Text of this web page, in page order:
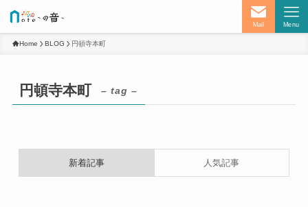
Mail Menu
Home BLOG 円頓寺本町
円頓寺本町 – tag –
新着記事 人気記事